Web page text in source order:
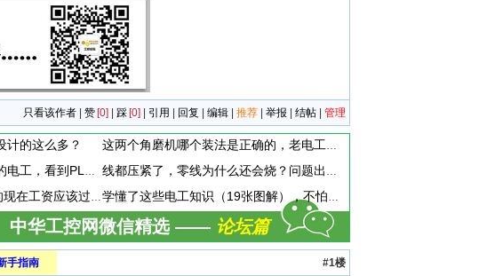
只看该作者 赞 [0] 踩 [0] 引用 回复 编辑 推荐 举报 结帖 管理
计的这么多？ 这两个角磨机哪个装法是正确的，老电工都搞懵了！
在厂里干了差不多十三年的电工，看到PLC模块上接了一个小玩意，这小玩意到底是干嘛用的呢？ 线都压紧了，零线为什么还会烧？问题出在哪？
187个基础电路图！全会的现在工资应该过万了吧 学懂了这些电工知识（19张图解），不怕没活干挣不到钱
中华工控网微信精选 —— 论坛篇
手指南 #1楼